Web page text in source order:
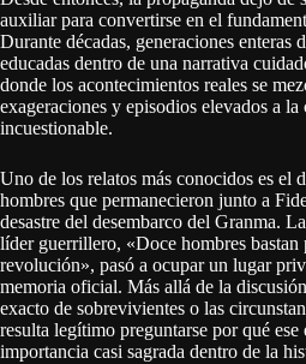
auxiliar para convertirse en el
Durante décadas, generaciones enteras
educadas dentro de una narrativa
donde los acontecimientos reales se
exageraciones y episodios elevados a la
incuestionable.
Uno de los relatos más conocidos es el
hombres que permanecieron junto a
desastre del desembarco del Granma.
líder guerrillero, «Doce hombres bastan
revolución», pasó a ocupar un lugar
memoria oficial. Más allá de la
exacto de sobrevivientes o las
resulta legítimo preguntarse por qué
importancia casi sagrada dentro de la